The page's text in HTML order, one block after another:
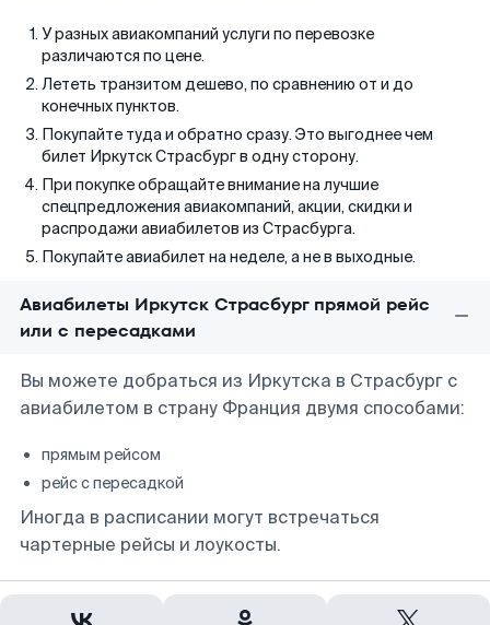
У разных авиакомпаний услуги по перевозке
различаются по цене.
Лететь транзитом дешево, по сравнению от и до
конечных пунктов.
Покупайте туда и обратно сразу. Это выгоднее чем
билет Иркутск Страсбург в одну сторону.
При покупке обращайте внимание на лучшие
спецпредложения авиакомпаний, акции, скидки и
распродажи авиабилетов из Страсбурга.
Покупайте авиабилет на неделе, а не в выходные.
Авиабилеты Иркутск Страсбург прямой рейс
или с пересадками
Вы можете добраться из Иркутска в Страсбург с
авиабилетом в страну Франция двумя способами:
прямым рейсом
рейс с пересадкой
Иногда в расписании могут встречаться
чартерные рейсы и лоукосты.